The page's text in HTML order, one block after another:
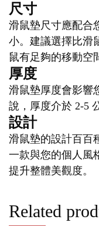
尺寸
滑鼠墊尺寸應配合
小。建議選擇比滑
鼠有足夠的移動空
厚度
滑鼠墊厚度會影響
說，厚度介於 2-5
設計
滑鼠墊的設計百百
一款與您的個人風
提升整體美觀度。
Related